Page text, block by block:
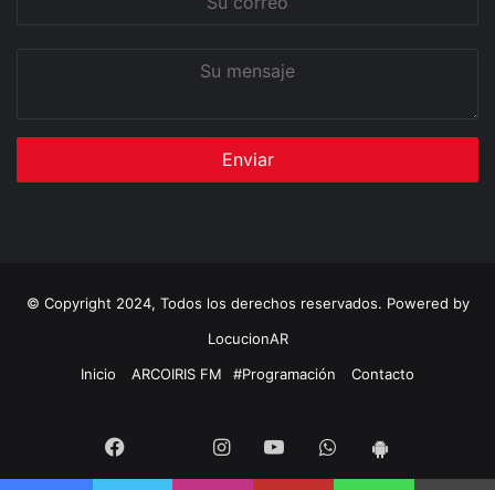
© Copyright 2024, Todos los derechos reservados. Powered by
LocucionAR
Inicio
ARCOIRIS FM #Programación Contacto
Facebook InstagramYoutubeWhatsapp